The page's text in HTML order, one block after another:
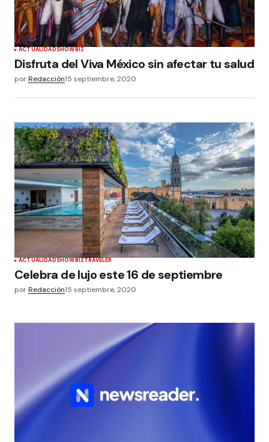
ACTUALIDADSHOWBIZ
Disfruta del Viva México sin afectar tu salud
porRedacción15 septiembre, 2020
ACTUALIDADSHOWBIZTRAVELER
Celebra de lujo este 16 de septiembre
porRedacción15 septiembre, 2020